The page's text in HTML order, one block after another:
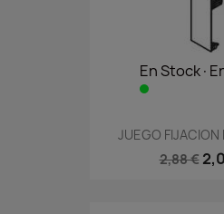
En
JUEGO FIJACION
2,88 €